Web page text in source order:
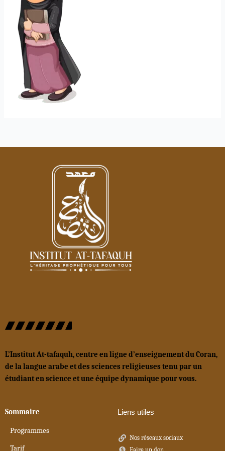
L’Institut At-tafaquh, centre en ligne d’enseignement du Coran,
de la langue arabe et des sciences religieuses tenu par un
étudiant en science et une équipe dynamique pour vous.
Sommaire
Programmes
Tarif
Liens utiles
Nos réseaux sociaux